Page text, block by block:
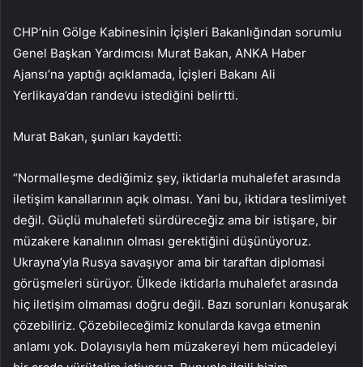
CHP’nin Gölge Kabinesinin İçişleri Bakanlığından sorumlu
Genel Başkan Yardımcısı Murat Bakan, ANKA Haber
Ajansı’na yaptığı açıklamada, İçişleri Bakanı Ali
Yerlikaya’dan randevu istediğini belirtti.
Murat Bakan, şunları kaydetti:
“Normalleşme dediğimiz şey, iktidarla muhalefet arasında
iletişim kanallarının açık olması. Yani bu, iktidara teslimiyet
değil. Güçlü muhalefeti sürdüreceğiz ama bir istişare, bir
müzakere kanalının olması gerektiğini düşünüyoruz.
Ukrayna’yla Rusya savaşıyor ama bir taraftan diplomasi
görüşmeleri sürüyor. Ülkede iktidarla muhalefet arasında
hiç iletişim olmaması doğru değil. Bazı sorunları konuşarak
çözebiliriz. Çözebileceğimiz konularda kavga etmenin
anlamı yok. Dolayısıyla hem müzakereyi hem mücadeleyi